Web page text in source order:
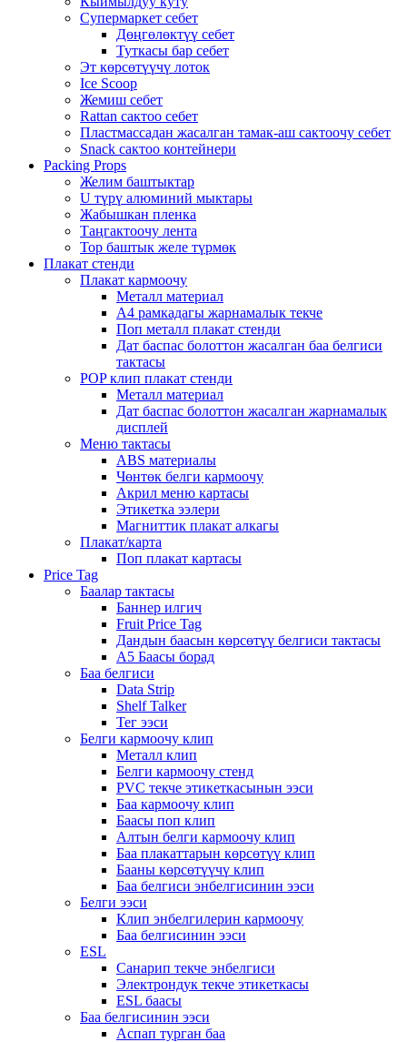
Супермаркет себет
Дөңгөлөктүү себет
Туткасы бар себет
Эт көрсөтүүчү лоток
Ice Scoop
Жемиш себет
Rattan сактоо себет
Пластмассадан жасалган тамак-аш сактоочу себет
Snack сактоо контейнери
Packing Props
Желим баштыктар
U түрү алюминий мыктары
Жабышкан пленка
Таңгактоочу лента
Тор баштык желе түрмөк
Плакат стенди
Плакат кармоочу
Металл материал
А4 рамкадагы жарнамалык текче
Поп металл плакат стенди
Дат баспас болоттон жасалган баа белгиси
тактасы
POP клип плакат стенди
Металл материал
Дат баспас болоттон жасалган жарнамалык
дисплей
Меню тактасы
ABS материалы
Чөнтөк белги кармоочу
Акрил меню картасы
Этикетка ээлери
Магниттик плакат алкагы
Плакат/карта
Поп плакат картасы
Price Tag
Баалар тактасы
Баннер илгич
Fruit Price Tag
Дандын баасын көрсөтүү белгиси тактасы
A5 Баасы борад
Баа белгиси
Data Strip
Shelf Talker
Тег ээси
Белги кармоочу клип
Металл клип
Белги кармоочу стенд
PVC текче этикеткасынын ээси
Баа кармоочу клип
Баасы поп клип
Алтын белги кармоочу клип
Баа плакаттарын көрсөтүү клип
Бааны көрсөтүүчү клип
Баа белгиси энбелгисинин ээси
Белги ээси
Клип энбелгилерин кармоочу
Баа белгисинин ээси
ESL
Санарип текче энбелгиси
Электрондук текче этикеткасы
ESL баасы
Баа белгисинин ээси
Аспап турган баа